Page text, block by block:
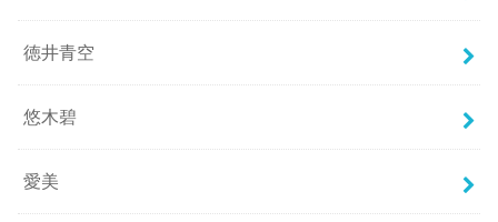
徳井青空
悠木碧
愛美